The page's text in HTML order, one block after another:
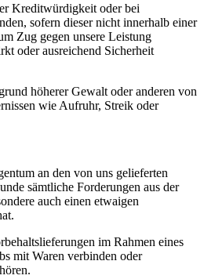
Kreditwürdigkeit oder bei
sofern dieser nicht innerhalb einer
Zug gegen unsere Leistung
oder ausreichend Sicherheit
höherer Gewalt oder anderen von
wie Aufruhr, Streik oder
an den von uns gelieferten
sämtliche Forderungen aus der
auch einen etwaigen
im Rahmen eines
mit Waren verbinden oder